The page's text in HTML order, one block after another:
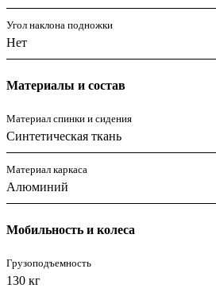
Угол наклона подножки
Нет
Материалы и состав
Материал спинки и сидения
Синтетическая ткань
Материал каркаса
Алюминий
Мобильность и колеса
Грузоподъемность
130 кг